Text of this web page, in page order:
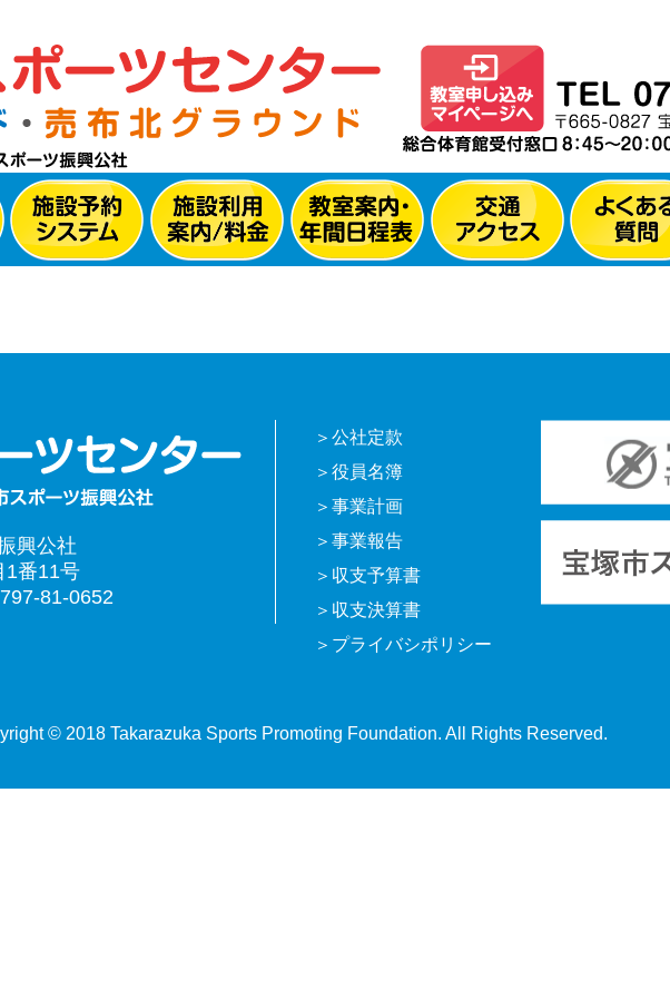
興公社
番11号
81-0652
公社定款
役員名簿
事業計画
事業報告
収支予算書
収支決算書
プライバシポリシー
© 2018 Takarazuka Sports Promoting Foundation. All Rights Reserved.